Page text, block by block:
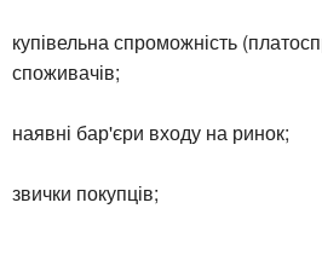
купівельна спроможність
споживачів;
наявні бар'єри входу на ринок;
звички покупців;